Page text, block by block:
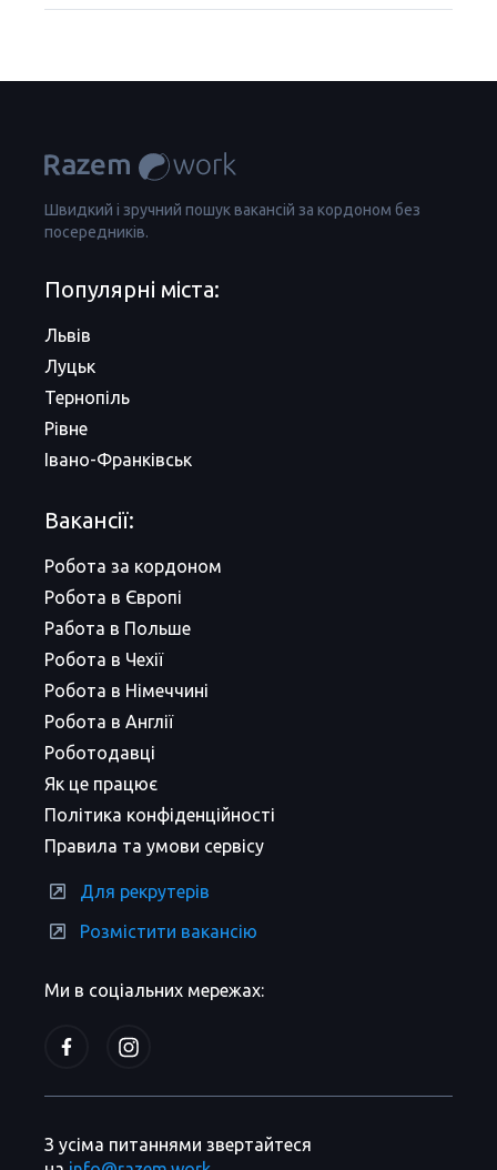
Швидкий і зручний пошук вакансій за кордоном без
посередників.
Ми в соціальних мережах:
Популярні міста:
Львів
Луцьк
Тернопіль
Рівне
Івано-Франківськ
Вакансії:
Робота за кордоном
Робота в Європі
Работа в Польше
Робота в Чехії
Робота в Німеччині
Робота в Англії
Роботодавці
Як це працює
Політика конфіденційності
Правила та умови сервісу
Для рекрутерів
Розмістити вакансію
З усіма питаннями звертайтеся